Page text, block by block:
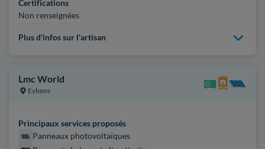
Certifications
Non renseignées
Plus d'infos sur l'artisan
Lmc World
Eybens
Principaux services proposés
Panneaux photovoltaïques